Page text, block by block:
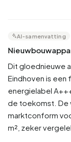
AI-samenvatting
Dit gloednieuwe
Eindhoven is een
energielabel
de toekomst. De
marktconform
m², zeker